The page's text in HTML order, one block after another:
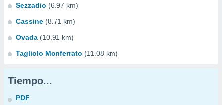
Sezzadio (6.97 km)
Cassine (8.71 km)
Ovada (10.91 km)
Tagliolo Monferrato (11.08 km)
Tiempo...
PDF